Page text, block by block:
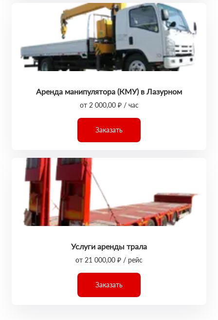
Аренда манипулятора (КМУ) в Лазурном
от 2 000,00 ₽ / час
Заказать
Услуги аренды трала
от 21 000,00 ₽ / рейс
Заказать